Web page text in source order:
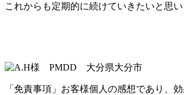
これからも定期的に続けていきたいと思い
「免責事項」お客様個人の感想であり、